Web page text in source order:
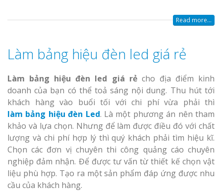
Read more...
Làm bảng hiệu đèn led giá rẻ
Làm bảng hiệu đèn led giá rẻcho địa điểm kinh
doanh của bạn có thể toả sáng nội dung. Thu hút tới
khách hàng vào buổi tối với chi phí vừa phải thì
làm bảng hiệu đèn Led. Là một phương án nên tham
khảo và lựa chọn. Nhưng để làm được điều đó với chất
lượng và chi phí hợp lý thì quý khách phải tìm hiệu kĩ.
Chọn các đơn vị chuyên thi công quảng cáo chuyên
nghiệp đảm nhận. Để được tư vấn từ thiết kế chọn vật
liệu phù hợp. Tạo ra một sản phẩm đáp ứng được nhu
cầu của khách hàng.